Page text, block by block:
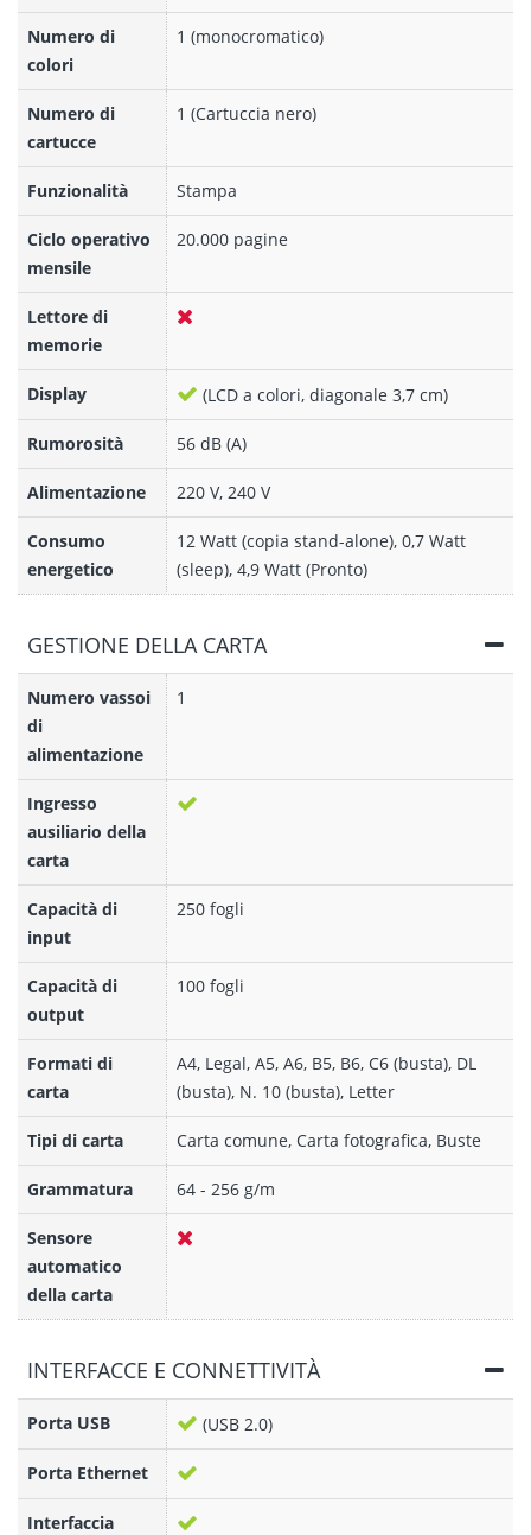
Numero di
colori
1 (monocromatico)
Numero di
cartucce
1 (Cartuccia nero)
Funzionalità Stampa
Ciclo operativo
mensile
20.000 pagine
Lettore di
memorie
Display (LCD a colori, diagonale 3,7 cm)
Rumorosità 56 dB (A)
Alimentazione 220 V, 240 V
Consumo
energetico
12 Watt (copia stand-alone), 0,7 Watt
(sleep), 4,9 Watt (Pronto)
GESTIONE DELLA CARTA
Numero vassoi
di
alimentazione
1
Ingresso
ausiliario della
carta
Capacità di
input
250 fogli
Capacità di
output
100 fogli
Formati di
carta
A4, Legal, A5, A6, B5, B6, C6 (busta), DL
(busta), N. 10 (busta), Letter
Tipi di carta Carta comune, Carta fotografica, Buste
Grammatura 64 - 256 g/m
Sensore
automatico
della carta
INTERFACCE E CONNETTIVITÀ
Porta USB (USB 2.0)
Porta Ethernet
Interfaccia